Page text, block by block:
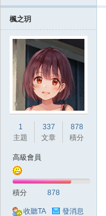
楓之玥
1
主題
337
文章
878
積分
高級會員
積分 878
收聽TA 發消息